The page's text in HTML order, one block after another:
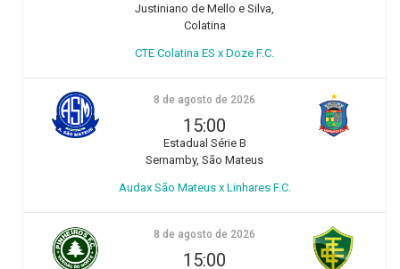
Justiniano de Mello e Silva,
Colatina
CTE Colatina ES x Doze F.C.
8 de agosto de 2026
15:00
Estadual Série B
Sernamby, São Mateus
Audax São Mateus x Linhares F.C.
8 de agosto de 2026
15:00